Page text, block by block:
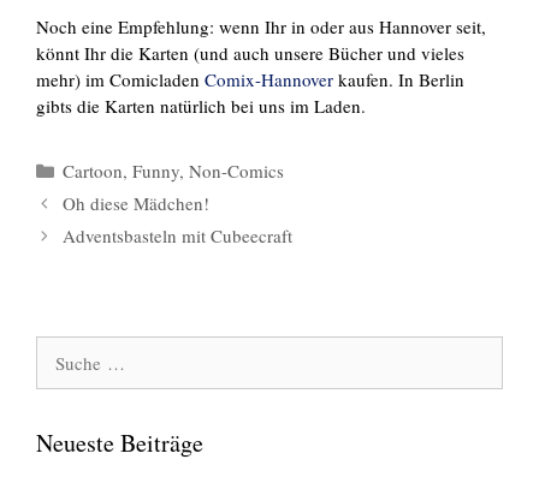
Noch eine Empfehlung: wenn Ihr in oder aus Hannover seit,
könnt Ihr die Karten (und auch unsere Bücher und vieles
mehr) im Comicladen Comix-Hannover kaufen. In Berlin
gibts die Karten natürlich bei uns im Laden.
Kategorien
Cartoon, Funny, Non-Comics
Oh diese Mädchen!
Adventsbasteln mit Cubeecraft
Neueste Beiträge